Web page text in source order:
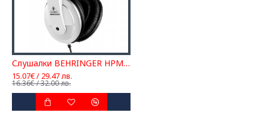
Слушалки BEHRINGER HPM1000
15.07€ / 29.47 лв.
16.36€ / 32.00 лв.